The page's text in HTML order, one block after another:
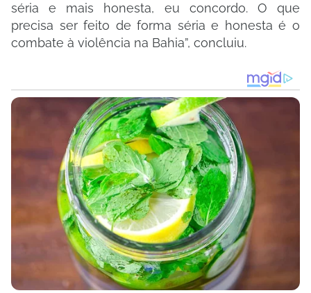
séria e mais honesta, eu concordo. O que
precisa ser feito de forma séria e honesta é o
combate à violência na Bahia”, concluiu.